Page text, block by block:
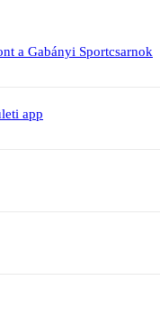
a Gabányi Sportcsarnok
app